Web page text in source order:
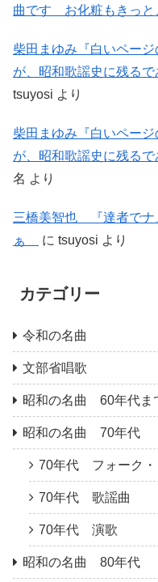
曲です お化粧もきっ
柴田まゆみ『白いペー
が、昭和歌謡史に残
tsuyosi より
柴田まゆみ『白いペー
が、昭和歌謡史に残
名 より
三橋美智也 『達者で
ぁ
に tsuyosi より
カテゴリー
令和の名曲
文部省唱歌
昭和の名曲 60年代ま
昭和の名曲 70年代
70年代 フォーク・
70年代 歌謡曲
70年代 演歌
昭和の名曲 80年代